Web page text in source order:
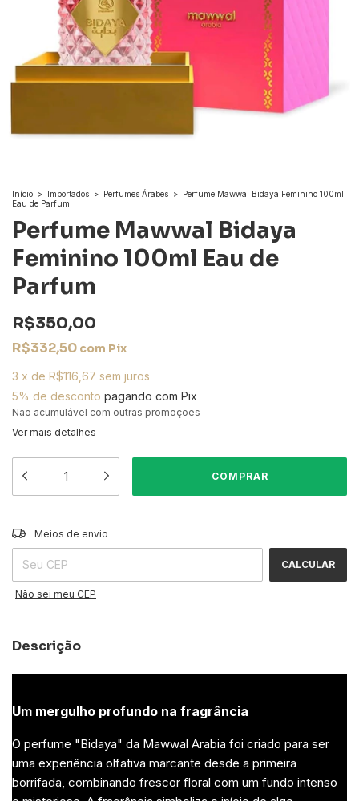
Início > Importados > Perfumes Árabes > Perfume Mawwal Bidaya Feminino 100ml
Eau de Parfum
Perfume Mawwal Bidaya
Feminino 100ml Eau de
Parfum
R$350,00
R$332,50 com Pix
3 x de R$116,67 sem juros
5% de desconto pagando com Pix
Não acumulável com outras promoções
Ver mais detalhes
Entregas para o CEP:
Meios de envio
CALCULAR
Não sei meu CEP
Descrição
Um mergulho profundo na fragrância
O perfume "Bidaya" da Mawwal Arabia foi criado para ser
uma experiência olfativa marcante desde a primeira
borrifada, combinando frescor floral com um fundo intenso